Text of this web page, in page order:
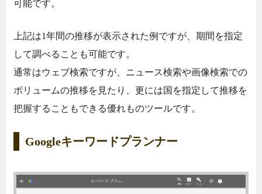
可能です。
上記は1年間の推移が表示された例ですが、期間を指定
して調べることも可能です。
通常はウェブ検索ですが、ニュース検索や画像検索での
ボリュームの推移を見たり、更には国を指定して推移を
把握することもできる優れものツールです。
Googleキーワードプランナー